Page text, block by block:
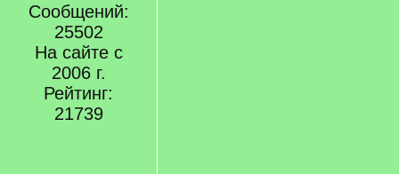
Сообщений:
25502
На сайте с
2006 г.
Рейтинг:
21739